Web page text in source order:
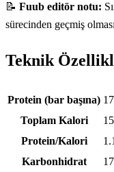
📝 Fuub editör notu:
sürecinden geçmiş
Teknik
Teknik özellikler
Protein (bar başına)
Toplam Kalori
Protein/Kalori
Karbonhidrat